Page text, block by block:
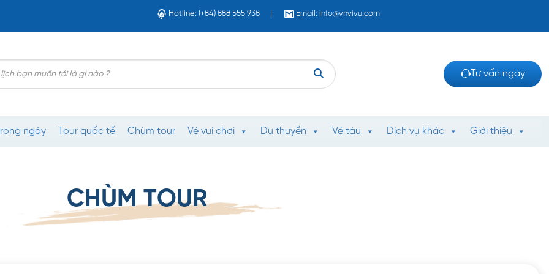
Hotline: (+84) 888 555 938 Email: info@vnvivu.com
Tư vấn ngay
ngày Tour quốc tế Chùm tour Vé vui chơi Du thuyền Vé tàu Dịch vụ khác Giới thiệu
CHÙM TOUR